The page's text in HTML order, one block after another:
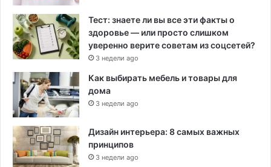
Тест: знаете ли вы все эти факты о
здоровье — или просто слишком
уверенно верите советам из соцсетей?
3 недели ago
Как выбирать мебель и товары для
дома
3 недели ago
Дизайн интерьера: 8 самых важных
принципов
3 недели ago